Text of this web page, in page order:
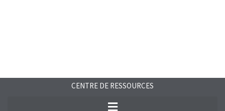
Trouvez les réponses aux questions
CENTRE DE RESSOURCES